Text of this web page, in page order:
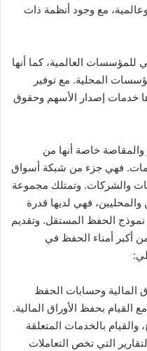
مع وجود أنظمة ذات
العالمية، كما أنها
المحلية. مع توفير
خدمات إصدار الأسهم وحقوق
خاصة أنها من
فهي جزء من شبكة أسواق
والشركات. وتمتلك مجموعة
والمحليين، فهي لديها قدرة
الحفظ المستقل. وتقديم
أكبر أمناء الحفظ في
المالية وحسابات الحفظ
القيام بحفظ الأوراق المالية.
بالخدمات المتعلقة
التي تخص التعاملات